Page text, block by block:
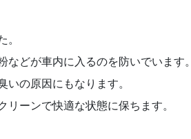
。
などが車内に入るのを防いでいます。
いの原因にもなります。
ーンで快適な状態に保ちます。